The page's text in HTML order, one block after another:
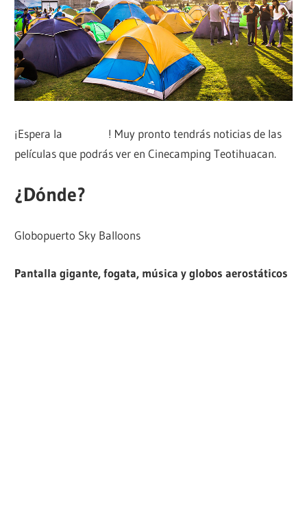
¡Espera la
! Muy pronto tendrás noticias de las
películas que podrás ver en Cinecamping Teotihuacan.
¿Dónde?
Globopuerto Sky Balloons
Pantalla gigante, fogata, música y globos aerostáticos